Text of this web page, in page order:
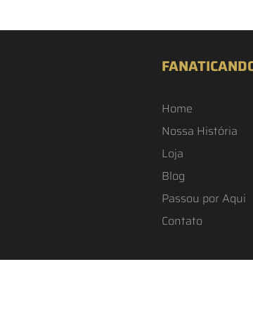
Home
Nossa História
Loja
Blog
Passou por Aqui
Contato